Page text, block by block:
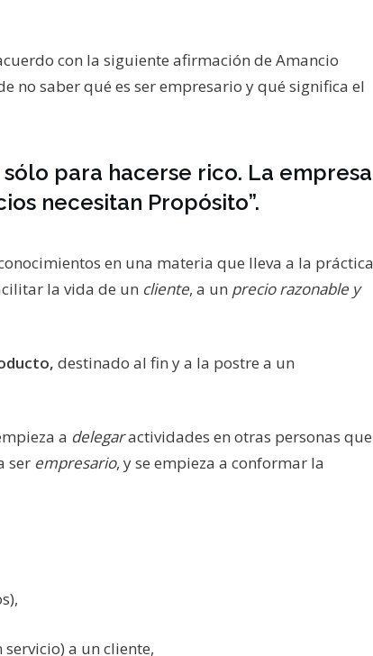
con la siguiente afirmación de Amancio
no saber qué es ser empresario y qué significa el
para hacerse rico. La empresa
necesitan Propósito”.
en una materia que lleva a la práctica
la vida de un cliente, a un precio razonable y
destinado al fin y a la postre a un
a delegaractividades en otras personas que
ser empresario, y se empieza a conformar la
servicio) a un cliente,